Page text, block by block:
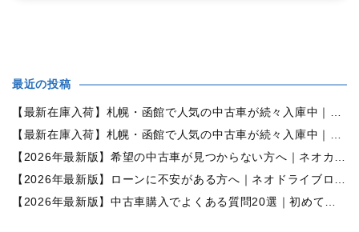
最近の投稿
【最新在庫入荷】札幌・函館で人気の中古車が続々入庫中｜早い者勝ち！【ダイハツ ミラココア660プラスX 4WD】
【最新在庫入荷】札幌・函館で人気の中古車が続々入庫中｜早い者勝ち！【ホンダ N-BOX660カスタムG Lパッケージ 4WD】
【2026年最新版】希望の中古車が見つからない方へ｜ネオカーオーダーで理想の一台を全国からお探しします
【2026年最新版】ローンに不安がある方へ｜ネオドライブローンの窓口で新しいカーライフをサポート
【2026年最新版】中古車購入でよくある質問20選｜初めての方でも失敗しない完全ガイド【札幌・北海道対応】